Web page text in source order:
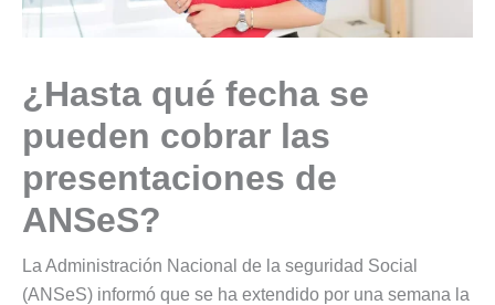
¿Hasta qué fecha se
pueden cobrar las
presentaciones de
ANSeS?
La Administración Nacional de la seguridad Social
(ANSeS) informó que se ha extendido por una semana la